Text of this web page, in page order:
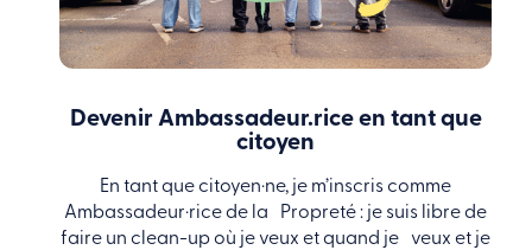
Devenir Ambassadeur.rice en tant que
citoyen
En tant que citoyen·ne, je m’inscris comme
Ambassadeur·rice de la Propreté : je suis libre de
faire un clean-up où je veux et quand je veux et je